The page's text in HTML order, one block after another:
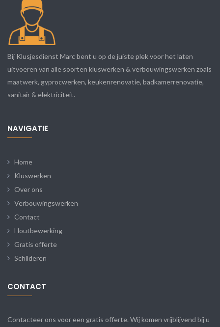
Bij Klusjesdienst Marc bent u op de juiste plek voor het laten
uitvoeren van alle soorten kluswerken & verbouwingswerken zoals
maatwerk, gyprocwerken, keukenrenovatie, badkamerrenovatie,
sanitair & elektriciteit.
NAVIGATIE
Home
Kluswerken
Over ons
Verbouwingswerken
Contact
Houtbewerking
Gratis offerte
Schilderen
CONTACT
Contacteer ons voor een gratis offerte. Wij komen vrijblijvend bij u